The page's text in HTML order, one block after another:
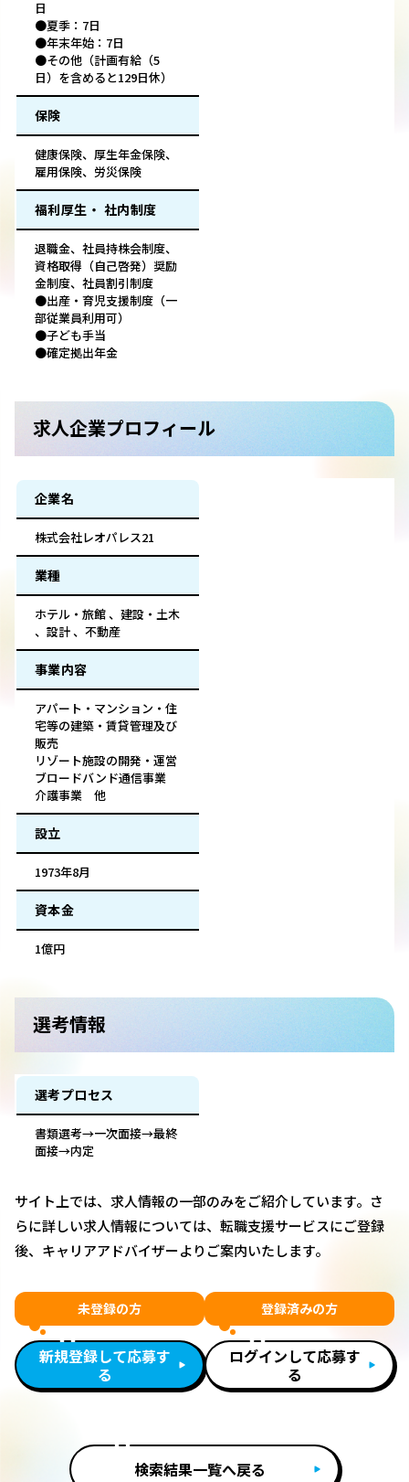
日
●夏季：7日
●年末年始：7日
●その他（計画有給（5
日）を含めると129日休）
保険
健康保険、厚生年金保険、
雇用保険、労災保険
福利厚生・ 社内制度
退職金、社員持株会制度、
資格取得（自己啓発）奨励
金制度、社員割引制度
●出産・育児支援制度（一
部従業員利用可）
●子ども手当
●確定拠出年金
求人企業プロフィール
企業名
株式会社レオパレス21
業種
ホテル・旅館 、建設・土木
、設計 、不動産
事業内容
アパート・マンション・住
宅等の建築・賃貸管理及び
販売
リゾート施設の開発・運営
ブロードバンド通信事業
介護事業 他
設立
1973年8月
資本金
1億円
選考情報
選考プロセス
書類選考→一次面接→最終
面接→内定
サイト上では、求人情報の一部のみをご紹介しています。さ
らに詳しい求人情報については、転職支援サービスにご登録
後、キャリアアドバイザーよりご案内いたします。
未登録の方
新規登録して応募す
る
登録済みの方
ログインして応募す
る
検索結果一覧へ戻る